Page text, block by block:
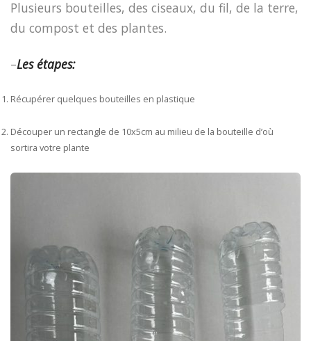
Plusieurs bouteilles, des ciseaux, du fil, de la terre,
du compost et des plantes.
–Les étapes:
Récupérer quelques bouteilles en plastique
Découper un rectangle de 10x5cm au milieu de la bouteille d’où
sortira votre plante